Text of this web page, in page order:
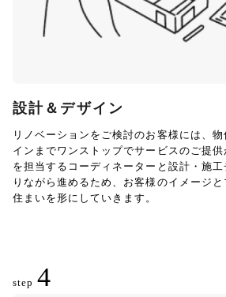
設計＆デザイン
リノベーションをご検討のお客様には、
インまでワンストップでサービスのご提
を担当するコーディネーターと設計・施
りながら進めるため、お客様のイメージ
住まいを形にしていきます。
step 4